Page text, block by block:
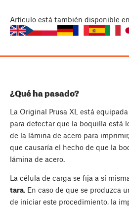
Artículo está también disponible
¿Qué ha pasado?
La Original Prusa XL está
para detectar que la boquilla está
de la lámina de acero para
que causaría el hecho de que la
lámina de acero.
La célula de carga se fija a sí
tara. En caso de que se produzca
de iniciar este procedimiento, la